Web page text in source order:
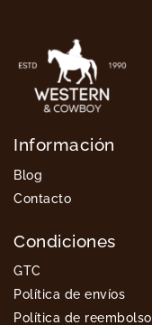
Información
Blog
Contacto
Condiciones
GTC
Política de envíos
Política de reembolso